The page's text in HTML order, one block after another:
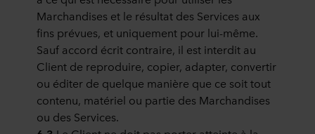
cookie en bas du site web. Consultez la section « À
cookies et notreDéclaration de confidentialitépour
connaître notre traitement des données personnelles,
incluant l’identification de la société ROCKWOOL qui est
responsable du traitement de vos données personnelles.
Marchandises et le résultat des Services aux
fins prévues, et uniquement pour lui-même.
Sauf accord écrit contraire, il est interdit au
Client de reproduire, copier, adapter, convertir
ou éditer de quelque manière que ce soit tout
contenu, matériel ou partie des Marchandises
ou des Services.